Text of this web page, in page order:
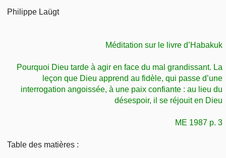
Retour à l'accueil
Sujets d'actualité
Librairies, éditeurs
Outils
Écoutez la Bible
Études et commentaires par passage
Tous les sujets
Commentaires
Études et commentaires par passage
Recherche
Philippe Laügt
Méditation sur le livre d’Habakuk
Pourquoi Dieu tarde à agir en face du mal grandissant. La
leçon que Dieu apprend au fidèle, qui passe d’une
interrogation angoissée, à une paix confiante : au lieu du
désespoir, il se réjouit en Dieu
ME 1987 p. 3
Table des matières :